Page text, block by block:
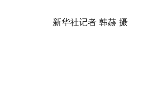
新华社记者 韩赫 摄